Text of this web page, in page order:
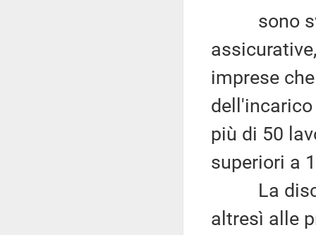
sono
imprese
più di 50
superiori a
La
altresì alle